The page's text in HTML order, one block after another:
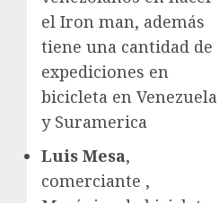
el Iron man, además
tiene una cantidad de
expediciones en
bicicleta en Venezuela
y Suramerica
Luis Mesa,
comerciante ,